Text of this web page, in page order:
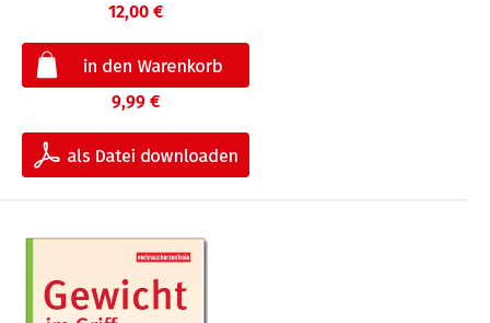
12,00 €
9,99 €